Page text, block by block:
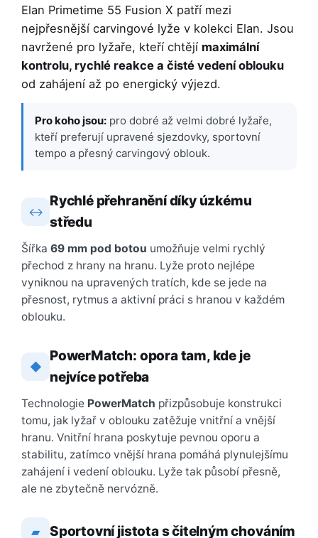
Elan Primetime 55 Fusion X patří mezi
nejpřesnější carvingové lyže v kolekci Elan. Jsou
navržené pro lyžaře, kteří chtějí maximální
kontrolu, rychlé reakce a čisté vedení oblouku
od zahájení až po energický výjezd.
Pro koho jsou: pro dobré až velmi dobré lyžaře,
kteří preferují upravené sjezdovky, sportovní
tempo a přesný carvingový oblouk.
↔
Rychlé přehranění díky úzkému
středu
Šířka 69 mm pod botou umožňuje velmi rychlý
přechod z hrany na hranu. Lyže proto nejlépe
vyniknou na upravených tratích, kde se jede na
přesnost, rytmus a aktivní práci s hranou v každém
oblouku.
◆
PowerMatch: opora tam, kde je
nejvíce potřeba
Technologie PowerMatch přizpůsobuje konstrukci
tomu, jak lyžař v oblouku zatěžuje vnitřní a vnější
hranu. Vnitřní hrana poskytuje pevnou oporu a
stabilitu, zatímco vnější hrana pomáhá plynulejšímu
zahájení i vedení oblouku. Lyže tak působí přesně,
ale ne zbytečně nervózně.
▰ Sportovní jistota s čitelným chováním